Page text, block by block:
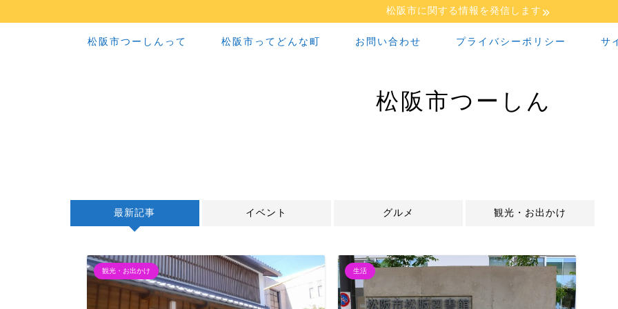
松阪市に関する情報を発信します
松阪市つーしんって 松阪市ってどんな町 お問い合わせ プライバシーポリシー サ
松阪市つーしん
最新記事 イベント グルメ 観光・お出かけ
観光・お出かけ 生活